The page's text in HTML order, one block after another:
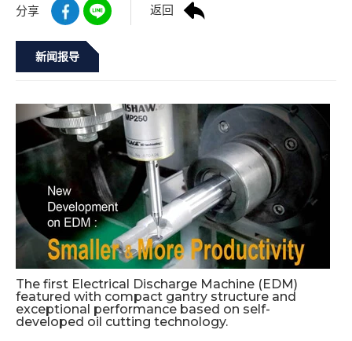
分享 返回
新闻报导
The first Electrical Discharge Machine (EDM)
featured with compact gantry structure and
exceptional performance based on self-
developed oil cutting technology.